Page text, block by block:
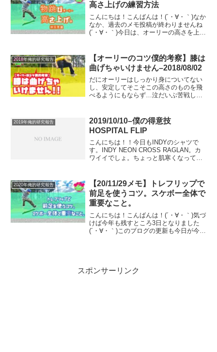
高さ上げの練習方法
こんにちは！こんばんは！(´・∀・｀)なか
なか、過去のメモ投稿が終わりませんね
(´・∀・｀)今日は、オーリーの高さを上げ
の物飛びが上達する方法を見つけた。飛
びたい物の前...
2018年俺的研究報告
【オーリーのコツ僕的考察】膝は
曲げちゃいけません–2018/08/02
だにオーリーはしっかり身についてない
し、安定してそこそこの高さのものを飛
べるようにもならず…泣だいぶ苦戦して
な僕が気づいたオーリーのコツ的な、気
をつけるといいかも!?みたいなポイント
を紹介していこうと思います。
2019年俺的研究報告
2019/10/10–僕の得意技
HOSPITAL FLIP
こんにちは！！今日もINDYのシャツで
す。INDY NEON CROSS RAGLAN。カ
ワイイでしょ。ちょっと肌寒くなってき
に着まくってます。右胸にもしっかり
INDY...
2020年俺的研究報告
【20/11/29メモ】トレフリップで
前足を使うコツ。スケボー全体で
重要なこと。
こんにちは！こんばんは！(´・∀・｀)気づ
けば今年も残すところ3日となりました
(´・∀・｀)このブログの更新も今日が今年
スポンサーリンク